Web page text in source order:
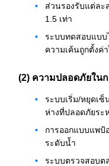
ส่วนรองรับแต่ล
1.5 เท่า
ระบบทดสอบแบบ
ความเค้นถูกตั้งค่
(2) ความปลอดภัยใน
ระบบเริ่ม/หยุดเซ็
ห่างที่ปลอดภัยระ
การออกแบบแพป้
ระดับน้ำ
ระบบตรวจสอบต